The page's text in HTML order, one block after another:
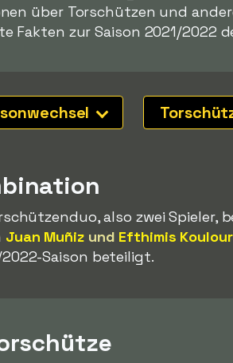
über Torschützen und
Fakten zur Saison 2021/2022
also zwei Spieler,
Juan Muñizund Efthimis
Saison beteiligt.